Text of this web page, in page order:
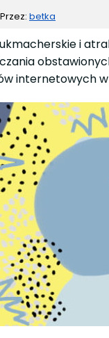
Przez: betka
i
internetowych